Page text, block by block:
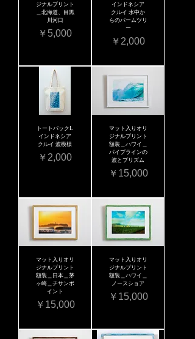
ジナルプリント
＿北海道、目黒
川河口
価格
￥5,000
インドネシア
クルイ 水中か
らのパームツリ
ー
価格
￥2,000
トートバックL
インドネシア
クルイ 波模様
価格
￥2,000
マット入りオリ
ジナルプリント
額装＿ハワイ＿
パイプラインの
波とプリズム
価格
￥15,000
マット入りオリ
ジナルプリント
額装＿日本＿茅
ヶ崎＿チサンポ
イント
価格
￥15,000
マット入りオリ
ジナルプリント
額装＿ハワイ＿
ノースショア
価格
￥15,000